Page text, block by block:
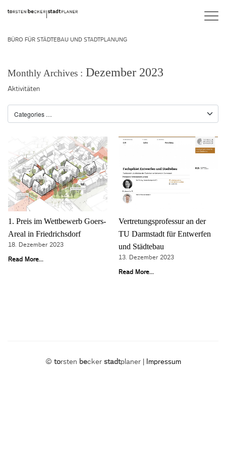
BÜRO FÜR STÄDTEBAU UND STADTPLANUNG
Monthly Archives : Dezember 2023
Aktivitäten
1. Preis im Wettbewerb Goers-
Areal in Friedrichsdorf
18. Dezember 2023
Read More...
Vertretungsprofessur an der
TU Darmstadt für Entwerfen
und Städtebau
13. Dezember 2023
Read More...
© torsten becker stadtplaner | Impressum